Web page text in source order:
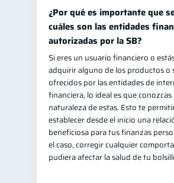
Bienestar financiero 22
Finanzas para mujeres 20
Seguridad financiera
Salud financiera 12
Productos financieros 11
Organización Financiera 10
Deudas 10
Entidad financiera 8
Préstamos 8 Ahorro 8
¿Por qué es importante que
cuáles son las entidades
autorizadas por la SB?
Si eres un usuario financiero o
adquirir alguno de los productos o
ofrecidos por las entidades de
financiera, lo ideal es que conozcas
naturaleza de estas. Esto te
establecer desde el inicio una
beneficiosa para tus finanzas
el caso, corregir cualquier
pudiera afectar la salud de tu